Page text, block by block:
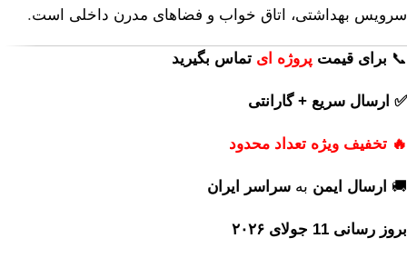
سرویس بهداشتی، اتاق خواب و فضاهای مدرن داخلی است.
📞 برای قیمت پروژه ای تماس بگیرید
✅ ارسال سریع + گارانتی
🔥 تخفیف ویژه تعداد محدود
🚚 ارسال ایمن به سراسر ایران
بروز رسانی 11 جولای ۲۰۲۶